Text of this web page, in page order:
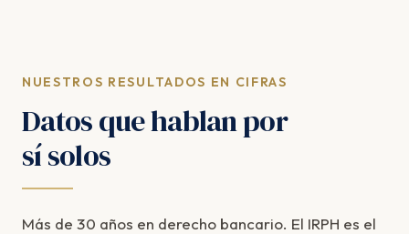
NUESTROS RESULTADOS EN CIFRAS
Datos que hablan por
sí solos
Más de 30 años en derecho bancario. El IRPH es el